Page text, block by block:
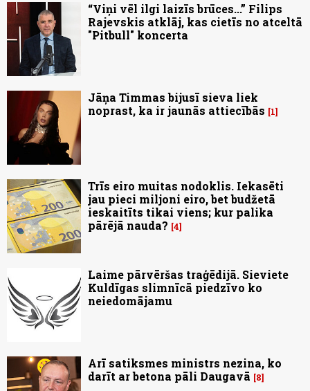
“Viņi vēl ilgi laizīs brūces...” Filips
Rajevskis atklāj, kas cietīs no atceltā
"Pitbull" koncerta
Jāņa Timmas bijusī sieva liek
noprast, ka ir jaunās attiecībās
1
Trīs eiro muitas nodoklis. Iekasēti
jau pieci miljoni eiro, bet budžetā
ieskaitīts tikai viens; kur palika
pārējā nauda? 4
Laime pārvēršas traģēdijā. Sieviete
Kuldīgas slimnīcā piedzīvo ko
neiedomājamu
Arī satiksmes ministrs nezina, ko
darīt ar betona pāli Daugavā
8